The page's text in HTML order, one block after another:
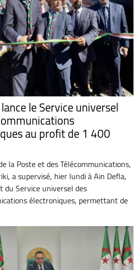
le Service universel
au profit de 1 400
la Poste et des Télécommunications,
a supervisé, hier lundi à Ain Defla,
du Service universel des
électroniques, permettant de